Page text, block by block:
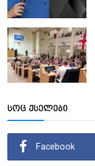
სოც ქსელები
Facebook